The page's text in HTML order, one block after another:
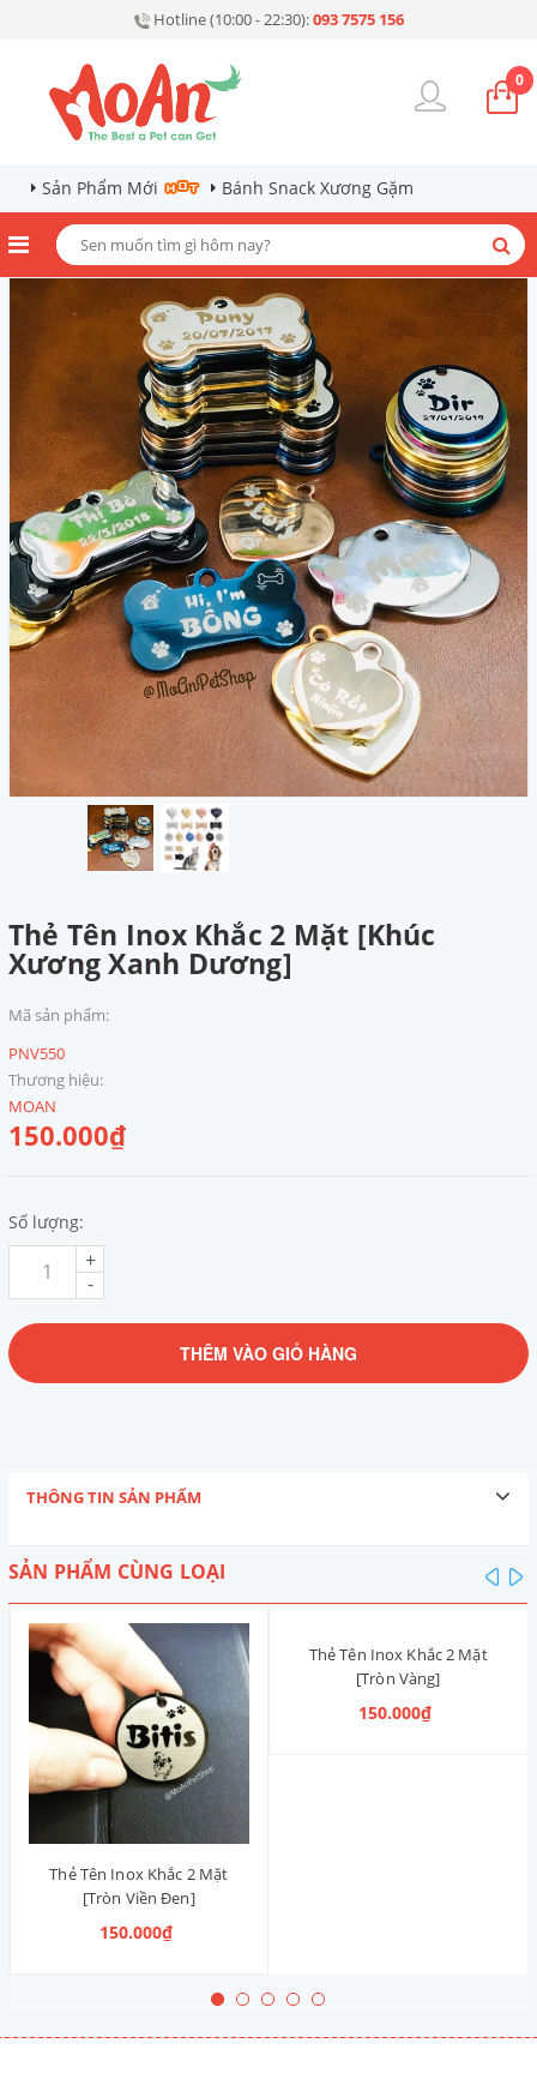
Hotline (10:00 - 22:30):093 7575 156
0
Sản Phẩm Mới Bánh Snack Xương Gặm
Thẻ Tên Inox Khắc 2 Mặt [Khúc
Xương Xanh Dương]
Mã sản phẩm:
PNV550
Thương hiệu:
MOAN
150.000₫
Số lượng:
-
+
THÊM VÀO GIỎ HÀNG
THÔNG TIN SẢN PHẨM
SẢN PHẨM CÙNG LOẠI
Thẻ Tên Inox Khắc 2 Mặt
[Tròn Viền Đen]
150.000₫
Thẻ Tên Inox Khắc 2 Mặt
[Tròn Vàng]
150.000₫